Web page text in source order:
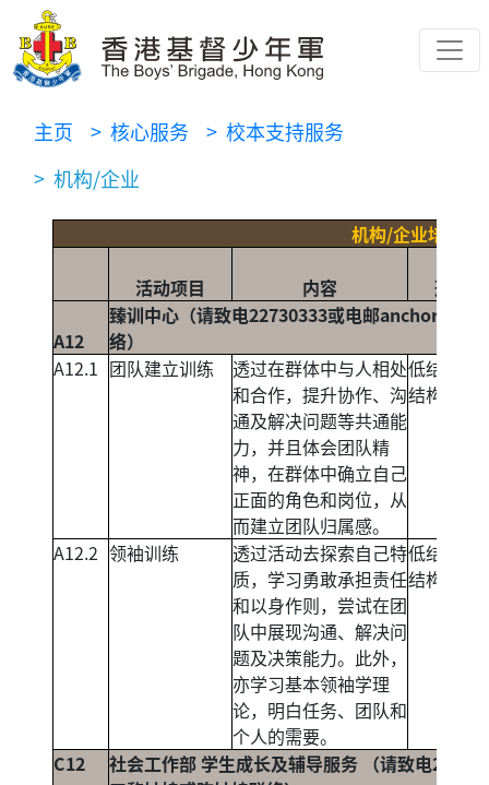
主页 > 核心服务
> 校本支持服务
> 机构/企业
机构/企业培训
活动项目 内容 形
A12
臻训中心（请致电22730333或电邮
络）
A12.1 团队建立训练
透过在群体中与人相处
和合作，提升协作、沟
通及解决问题等共通能
力，并且体会团队精
神，在群体中确立自己
正面的角色和岗位，从
而建立团队归属感。
低结构及
结构活动
A12.2 领袖训练
透过活动去探索自己特
质，学习勇敢承担责任
和以身作则，尝试在团
队中展现沟通、解决问
题及决策能力。此外，
亦学习基本领袖学理
论，明白任务、团队和
个人的需要。
低结构及
结构活动
C12
社会工作部 学生成长及辅导服务 （请致电